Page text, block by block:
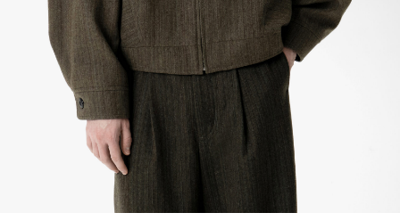
Куртка-бомбер панельного кроя изготовлена
из плотной итальянской шерсти в мягкую
полоску, сочетающую оливковый и серо-
зеленый оттенки. Динамичный силуэт
достигнут за счет конструкции рукава, в
основе которого — три панели, создающие
65 000 р.
ANATEXIS PANELED
JACKET